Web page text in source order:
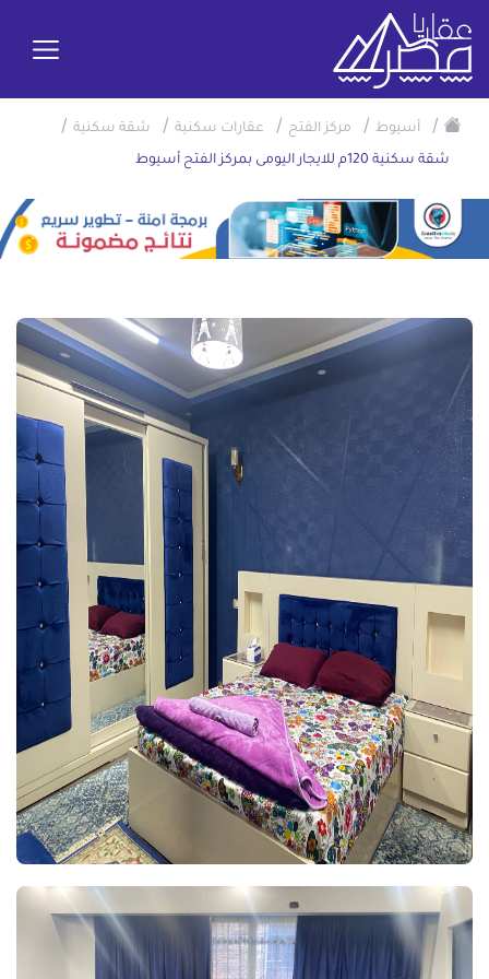
/ أسيوط / مركز الفتح / عقارات سكنية / شقة سكنية /
شقة سكنية 120م للايجار اليومى بمركز الفتح أسيوط